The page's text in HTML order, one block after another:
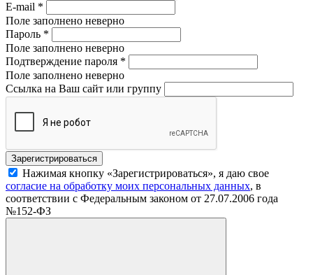
E-mail *
Поле заполнено неверно
Пароль *
Поле заполнено неверно
Подтверждение пароля *
Поле заполнено неверно
Ссылка на Ваш сайт или группу
Нажимая кнопку «Зарегистрироваться», я даю свое
согласие на обработку моих персональных данных, в
соответствии с Федеральным законом от 27.07.2006 года
№152-ФЗ